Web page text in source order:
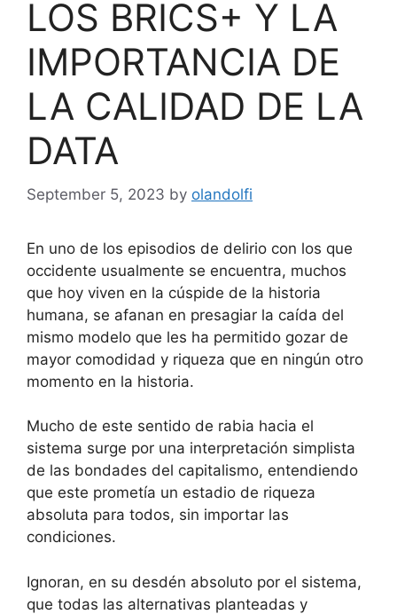
LOS BRICS+ Y LA
IMPORTANCIA DE
LA CALIDAD DE LA
DATA
September 5, 2023 by olandolfi
En uno de los episodios de delirio con los que
occidente usualmente se encuentra, muchos
que hoy viven en la cúspide de la historia
humana, se afanan en presagiar la caída del
mismo modelo que les ha permitido gozar de
mayor comodidad y riqueza que en ningún otro
momento en la historia.
Mucho de este sentido de rabia hacia el
sistema surge por una interpretación simplista
de las bondades del capitalismo, entendiendo
que este prometía un estadio de riqueza
absoluta para todos, sin importar las
condiciones.
Ignoran, en su desdén absoluto por el sistema,
que todas las alternativas planteadas y